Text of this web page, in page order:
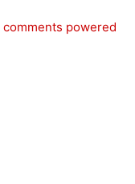
comments powered